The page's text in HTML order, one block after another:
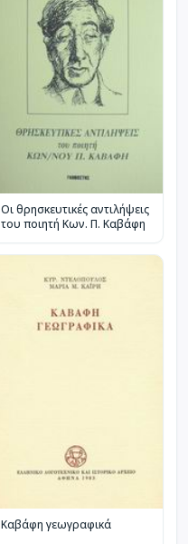
Οι θρησκευτικές αντιλήψεις
του ποιητή Κων. Π. Καβάφη
Καβάφη γεωγραφικά